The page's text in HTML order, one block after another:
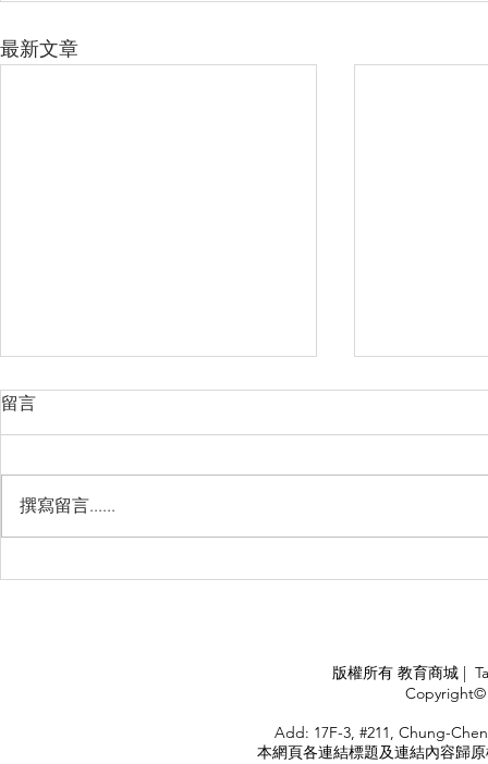
最新文章
留言
撰寫留言......
版權所有 教育商城 |
Copyright©
Add: 17F-3, #211, Chung-
本網頁各連結標題及連結內容歸